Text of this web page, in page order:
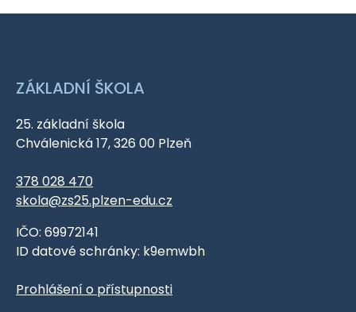
ZÁKLADNÍ ŠKOLA
25. základní škola
Chválenická 17, 326 00 Plzeň
378 028 470
skola@zs25.plzen-edu.cz
IČO: 69972141
ID datové schránky: k9emwbh
Prohlášení o přístupnosti